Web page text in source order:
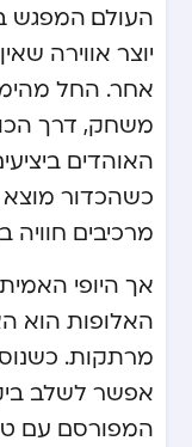
העולם. המפגש
יוצר אווירה
אחר. החל
משחק, דרך
האוהדים
כשהכדור
מרכיבים
אך היופי
האלופות הוא
מרתקות.
אפשר לשלב
המפורסם עם